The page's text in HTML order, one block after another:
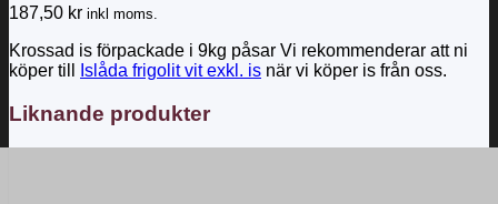
187,50 kr inkl moms.
Krossad is förpackade i 9kg påsar Vi rekommenderar att ni
köper till
Islåda frigolit vit exkl. is när vi köper is från oss.
Liknande produkter